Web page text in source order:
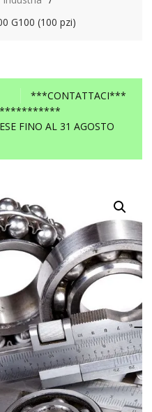
G100 (100 pzi)
***CONTATTACI***
FINO AL 31 AGOSTO